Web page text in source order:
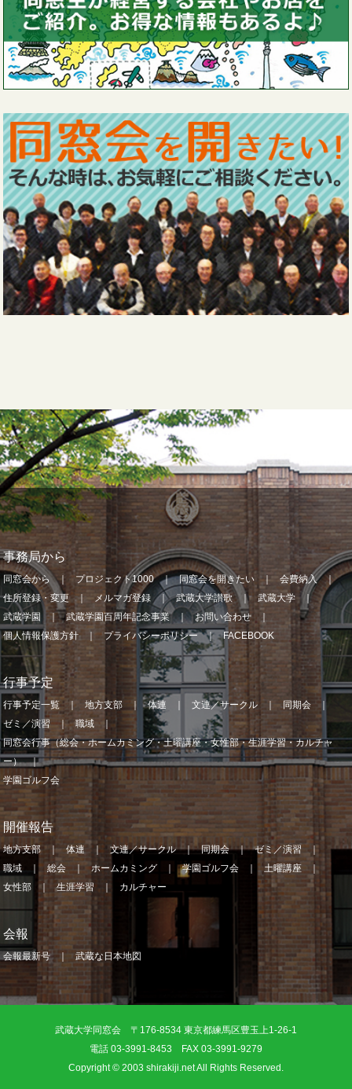
事務局から
同窓会から プロジェクト1000 同窓会を開きたい
会費納入
住所登録・変更
メルマガ登録 武蔵大学讃歌
武蔵大学
武蔵学園
武蔵学園百周年記念事業
お問い合わせ
個人情報保護方針
プライバシーポリシー FACEBOOK
行事予定
行事予定一覧 地方支部 体連 文連／サークル
同期会
ゼミ／演習
職域
同窓会行事（総会・ホームカミング・土曜講座・女性部・生涯学習・カルチャ
ー）
学園ゴルフ会
開催報告
地方支部 体連 文連／サークル 同期会
ゼミ／演習
職域
総会 ホームカミング 学園ゴルフ会
土曜講座
女性部
生涯学習 カルチャー
会報
会報最新号 武蔵な日本地図
武蔵大学同窓会 〒176-8534 東京都練馬区豊玉上1-26-1
電話 03-3991-8453 FAX 03-3991-9279
Copyright © 2003 shirakiji.net All Rights Reserved.